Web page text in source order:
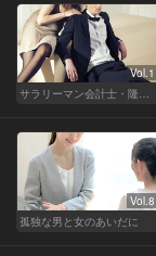
Vol.1
サラリーマン会計士・隆一の迷い
Vol.8
孤独な男と女のあいだに